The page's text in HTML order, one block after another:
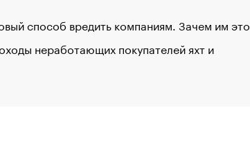
способ вредить компаниям. Зачем им это
неработающих покупателей яхт и